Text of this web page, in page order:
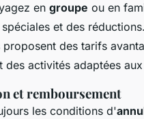
en groupe ou en
spéciales et des
proposent des tarifs
des activités adaptées
et remboursement
les conditions d'